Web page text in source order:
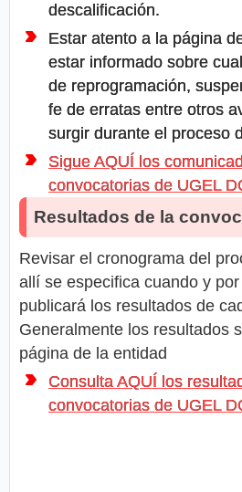
descalificación.
Estar atento a la página
estar informado sobre
de reprogramación,
fe de erratas entre otros
surgir durante el proceso
Sigue AQUÍ los
convocatorias de UGEL
Resultados de la
Revisar el cronograma del
allí se especifica cuando y
publicará los resultados de
Generalmente los resultados
página de la entidad
Consulta AQUÍ los
convocatorias de UGEL